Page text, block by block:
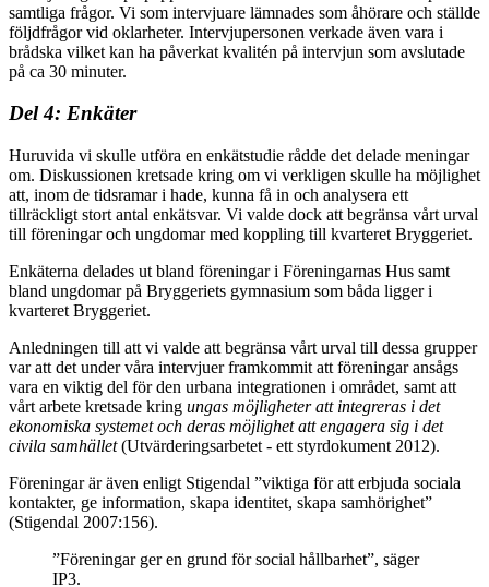
samtliga frågor. Vi som intervjuare lämnades som åhörare och ställde
följdfrågor vid oklarheter. Intervjupersonen verkade även vara i
brådska vilket kan ha påverkat kvalitén på intervjun som avslutade
på ca 30 minuter.
Del 4: Enkäter
Huruvida vi skulle utföra en enkätstudie rådde det delade meningar
om. Diskussionen kretsade kring om vi verkligen skulle ha möjlighet
att, inom de tidsramar i hade, kunna få in och analysera ett
tillräckligt stort antal enkätsvar. Vi valde dock att begränsa vårt urval
till föreningar och ungdomar med koppling till kvarteret Bryggeriet.
Enkäterna delades ut bland föreningar i Föreningarnas Hus samt
bland ungdomar på Bryggeriets gymnasium som båda ligger i
kvarteret Bryggeriet.
Anledningen till att vi valde att begränsa vårt urval till dessa grupper
var att det under våra intervjuer framkommit att föreningar ansågs
vara en viktig del för den urbana integrationen i området, samt att
vårt arbete kretsade kring ungas möjligheter att integreras i det
ekonomiska systemet och deras möjlighet att engagera sig i det
civila samhället(Utvärderingsarbetet - ett styrdokument 2012).
Föreningar är även enligt Stigendal ”viktiga för att erbjuda sociala
kontakter, ge information, skapa identitet, skapa samhörighet”
(Stigendal 2007:156).
”Föreningar ger en grund för social hållbarhet”, säger
IP3.